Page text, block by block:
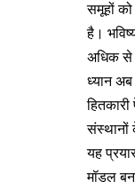
समूहों को
है।
अधिक से
ध्यान अब
संस्थानों
यह
मॉडल